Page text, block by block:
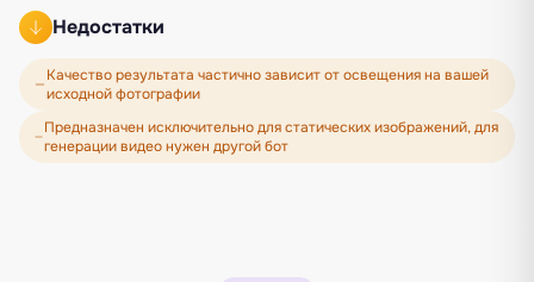
Недостатки
Качество результата частично зависит от освещения на вашей
исходной фотографии
Предназначен исключительно для статических изображений, для
генерации видео нужен другой бот